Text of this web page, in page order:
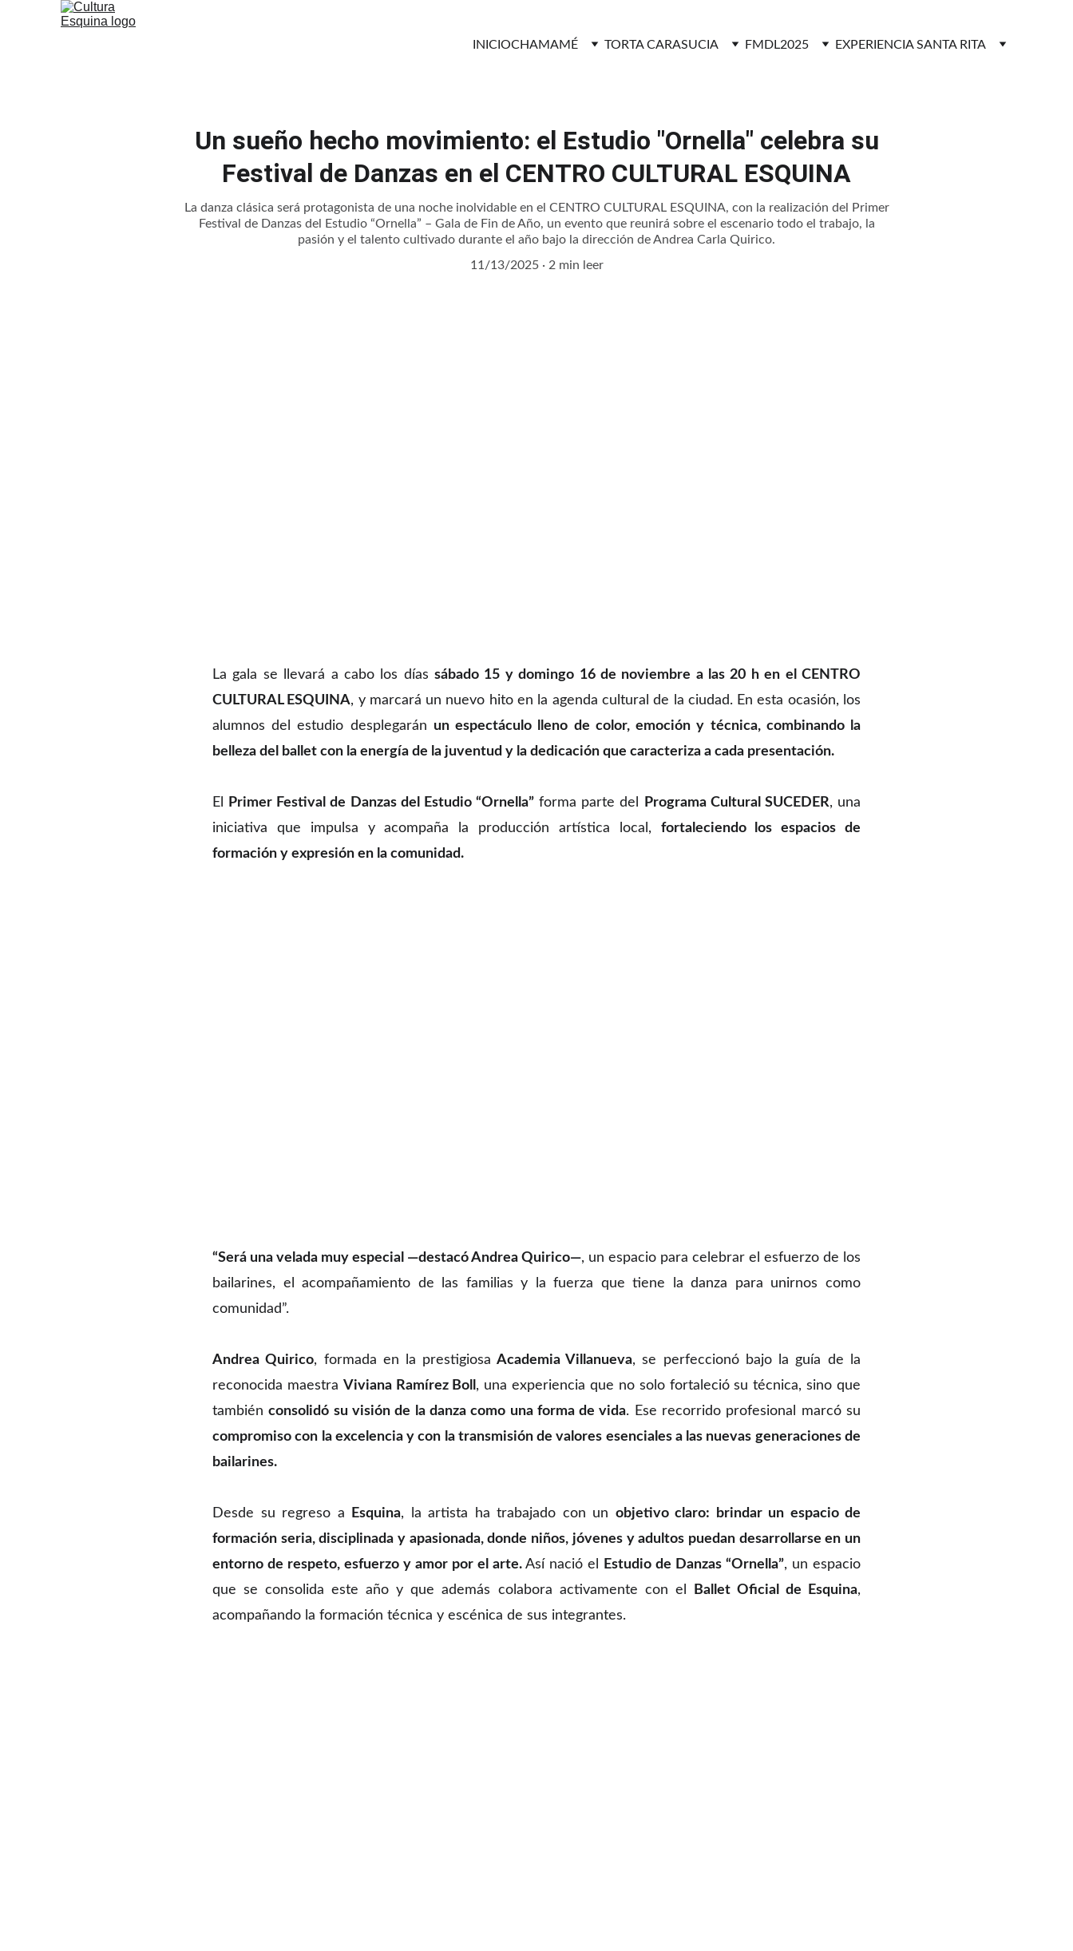
INICIOCHAMAMÉ TORTA CARASUCIA FMDL2025 EXPERIENCIA SANTA RITA
Un sueño hecho movimiento: el Estudio "Ornella" celebra su
Festival de Danzas en el CENTRO CULTURAL ESQUINA
La danza clásica será protagonista de una noche inolvidable en el CENTRO CULTURAL ESQUINA, con la realización del Primer
Festival de Danzas del Estudio “Ornella” – Gala de Fin de Año, un evento que reunirá sobre el escenario todo el trabajo, la
pasión y el talento cultivado durante el año bajo la dirección de Andrea Carla Quirico.
11/13/2025
2 min leer
La gala se llevará a cabo los díassábado 15 y domingo 16 de noviembre a las 20 h en el CENTRO
CULTURAL ESQUINA, y marcará un nuevo hito en la agenda cultural de la ciudad. En esta ocasión, los
alumnos del estudio desplegarán un espectáculo lleno de color, emoción y técnica, combinando la
belleza del ballet con la energía de la juventud y la dedicación que caracteriza a cada presentación.
El Primer Festival de Danzas del Estudio “Ornella” forma parte del Programa Cultural SUCEDER, una
iniciativa que impulsa y acompaña la producción artística local, fortaleciendo los espacios de
formación y expresión en la comunidad.
“Será una velada muy especial —destacó Andrea Quirico—, un espacio para celebrar el esfuerzo de los
bailarines, el acompañamiento de las familias y la fuerza que tiene la danza para unirnos como
comunidad”.
Andrea Quirico, formada en la prestigiosa Academia Villanueva, se perfeccionó bajo la guía de la
reconocida maestra Viviana Ramírez Boll , una experiencia que no solo fortaleció su técnica, sino que
tambiénconsolidó su visión de la danza como una forma de vida. Ese recorrido profesional marcó su
compromiso con la excelencia y con la transmisión de valores esenciales a las nuevas generaciones de
bailarines.
Desde su regreso a Esquina, la artista ha trabajado con un objetivo claro: brindar un espacio de
formación seria, disciplinada y apasionada, donde niños, jóvenes y adultos puedan desarrollarse en un
entorno de respeto, esfuerzo y amor por el arte.Así nació el Estudio de Danzas “Ornella”, un espacio
que se consolida este año y que además colabora activamente con el
Ballet Oficial de Esquina,
acompañando la formación técnica y escénica de sus integrantes.